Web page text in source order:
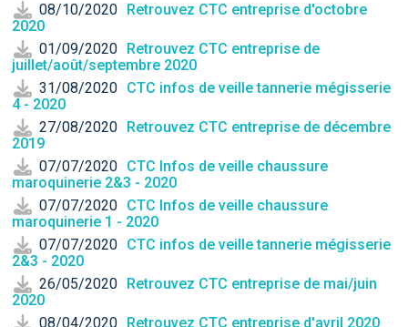
08/10/2020
Retrouvez CTC entreprise d'octobre
2020
01/09/2020
Retrouvez CTC entreprise de
juillet/août/septembre 2020
31/08/2020 CTC infos de veille tannerie mégisserie
4 - 2020
27/08/2020
Retrouvez CTC entreprise de décembre
2019
07/07/2020 CTC Infos de veille chaussure
maroquinerie 2&3 - 2020
07/07/2020 CTC Infos de veille chaussure
maroquinerie 1 - 2020
07/07/2020 CTC infos de veille tannerie mégisserie
2&3 - 2020
26/05/2020
Retrouvez CTC entreprise de mai/juin
2020
08/04/2020
Retrouvez CTC entreprise d'avril 2020